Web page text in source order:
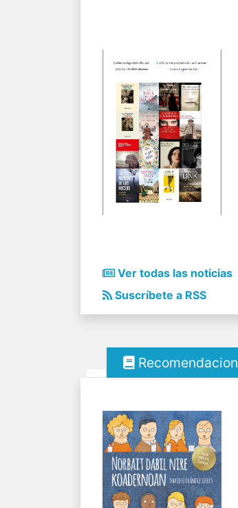
Ver todas las noticias
Suscríbete a RSS